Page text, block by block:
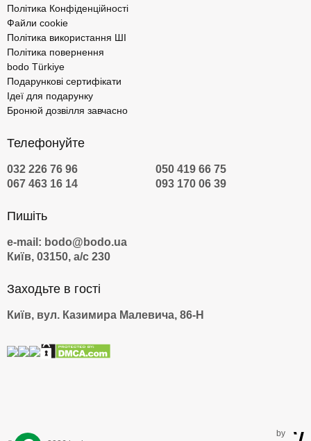
Політика Конфіденційності
Файли cookie
Політика використання ШІ
Політика повернення
bodo Türkiye
Подарункові сертифікати
Ідеї для подарунку
Бронюй дозвілля завчасно
Телефонуйте
032 226 76 96
050 419 66 75
067 463 16 14
093 170 06 39
Пишіть
e-mail: bodo@bodo.ua
Київ, 03150, а/с 230
Заходьте в гості
Київ, вул. Казимира Малевича, 86-Н
by